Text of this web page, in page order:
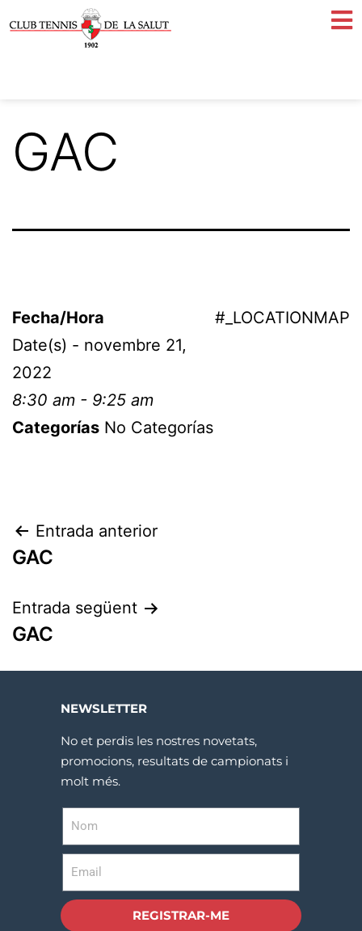
GAC
#_LOCATIONMAP
Fecha/Hora
Date(s) - novembre 21,
2022
8:30 am - 9:25 am
Categorías No Categorías
Entrada anterior
GAC
Entrada següent
GAC
NEWSLETTER
No et perdis les nostres novetats,
promocions, resultats de campionats i
molt més.
REGISTRAR-ME